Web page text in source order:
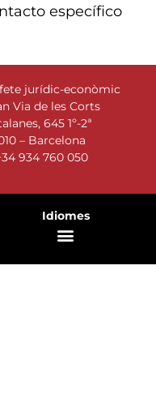
específico
jurídic-econòmic
Via de les Corts
645 1º-2ª
– Barcelona
934 760 050
Idiomes